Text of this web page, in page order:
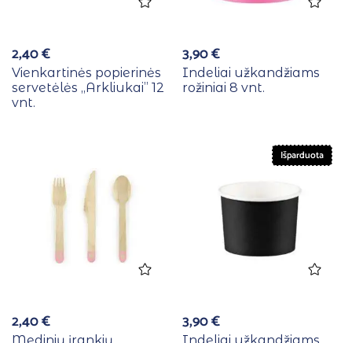
2,40€
Vienkartinės popierinės
servetėlės ,,Arkliukai” 12
vnt.
3,90€
Indeliai užkandžiams
rožiniai 8 vnt.
2,40€
Išparduota
3,90€